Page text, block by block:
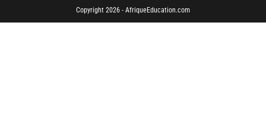
Copyright 2026 - AfriqueEducation.com